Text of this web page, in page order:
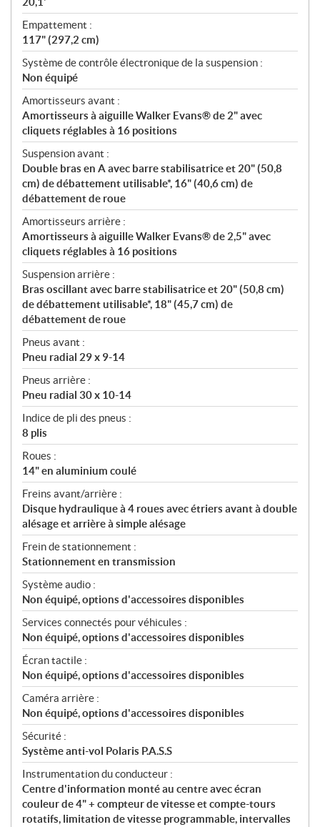
Empattement :
117" (297,2 cm)
Système de contrôle électronique de la suspension :
Non équipé
Amortisseurs avant :
Amortisseurs à aiguille Walker Evans® de 2" avec
cliquets réglables à 16 positions
Suspension avant :
Double bras en A avec barre stabilisatrice et 20" (50,8
cm) de débattement utilisable*, 16" (40,6 cm) de
débattement de roue
Amortisseurs arrière :
Amortisseurs à aiguille Walker Evans® de 2,5" avec
cliquets réglables à 16 positions
Suspension arrière :
Bras oscillant avec barre stabilisatrice et 20" (50,8 cm)
de débattement utilisable*, 18" (45,7 cm) de
débattement de roue
Pneus avant :
Pneu radial 29 x 9-14
Pneus arrière :
Pneu radial 30 x 10-14
Indice de pli des pneus :
8 plis
Roues :
14" en aluminium coulé
Freins avant/arrière :
Disque hydraulique à 4 roues avec étriers avant à double
alésage et arrière à simple alésage
Frein de stationnement :
Stationnement en transmission
Système audio :
Non équipé, options d'accessoires disponibles
Services connectés pour véhicules :
Non équipé, options d'accessoires disponibles
Écran tactile :
Non équipé, options d'accessoires disponibles
Caméra arrière :
Non équipé, options d'accessoires disponibles
Sécurité :
Système anti-vol Polaris P.A.S.S
Instrumentation du conducteur :
Centre d'information monté au centre avec écran
couleur de 4" + compteur de vitesse et compte-tours
rotatifs, limitation de vitesse programmable, intervalles